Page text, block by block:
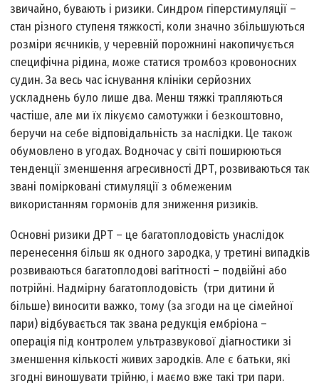
звичайно, бувають і ризики. Синдром гіперстимуляції –
стан різного ступеня тяжкості, коли значно збільшуються
розміри яєчників, у черевній порожнині накопичується
специфічна рідина, може статися тромбоз кровоносних
судин. За весь час існування клініки серйозних
ускладнень було лише два. Менш тяжкі трапляються
частіше, але ми їх лікуємо самотужки і безкоштовно,
беручи на себе відповідальність за наслідки. Це також
обумовлено в угодах. Водночас у світі поширюються
тенденції зменшення агресивності ДРТ, розвиваються так
звані помірковані стимуляції з обмеженим
використанням гормонів для зниження ризиків.
Основні ризики ДРТ – це багатоплодовість унаслідок
перенесення більш як одного зародка, у третині випадків
розвиваються багатоплодові вагітності – подвійні або
потрійні. Надмірну багатоплодовість (три дитини й
більше) виносити важко, тому (за згоди на це сімейної
пари) відбувається так звана редукція ембріона –
операція під контролем ультразвукової діагностики зі
зменшення кількості живих зародків. Але є батьки, які
згодні виношувати трійню, і маємо вже такі три пари.